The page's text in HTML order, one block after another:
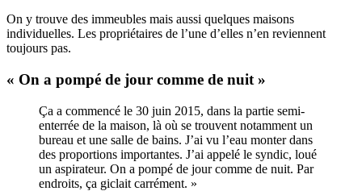
On y trouve des immeubles mais aussi quelques maisons
individuelles. Les propriétaires de l’une d’elles n’en reviennent
toujours pas.
« On a pompé de jour comme de nuit »
Ça a commencé le 30 juin 2015, dans la partie semi-
enterrée de la maison, là où se trouvent notamment un
bureau et une salle de bains. J’ai vu l’eau monter dans
des proportions importantes. J’ai appelé le syndic, loué
un aspirateur. On a pompé de jour comme de nuit. Par
endroits, ça giclait carrément. »